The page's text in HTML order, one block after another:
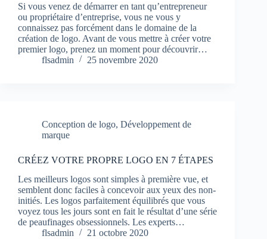
Si vous venez de démarrer en tant qu’entrepreneur
ou propriétaire d’entreprise, vous ne vous y
connaissez pas forcément dans le domaine de la
création de logo. Avant de vous mettre à créer votre
premier logo, prenez un moment pour découvrir…
flsadmin
25 novembre 2020
Conception de logo, Développement de
marque
CRÉEZ VOTRE PROPRE LOGO EN 7 ÉTAPES
Les meilleurs logos sont simples à première vue, et
semblent donc faciles à concevoir aux yeux des non-
initiés. Les logos parfaitement équilibrés que vous
voyez tous les jours sont en fait le résultat d’une série
de peaufinages obsessionnels. Les experts…
flsadmin
21 octobre 2020